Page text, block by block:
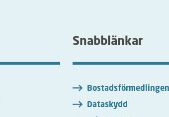
Snabblänkar
Bostadsförmedlingen
Dataskydd